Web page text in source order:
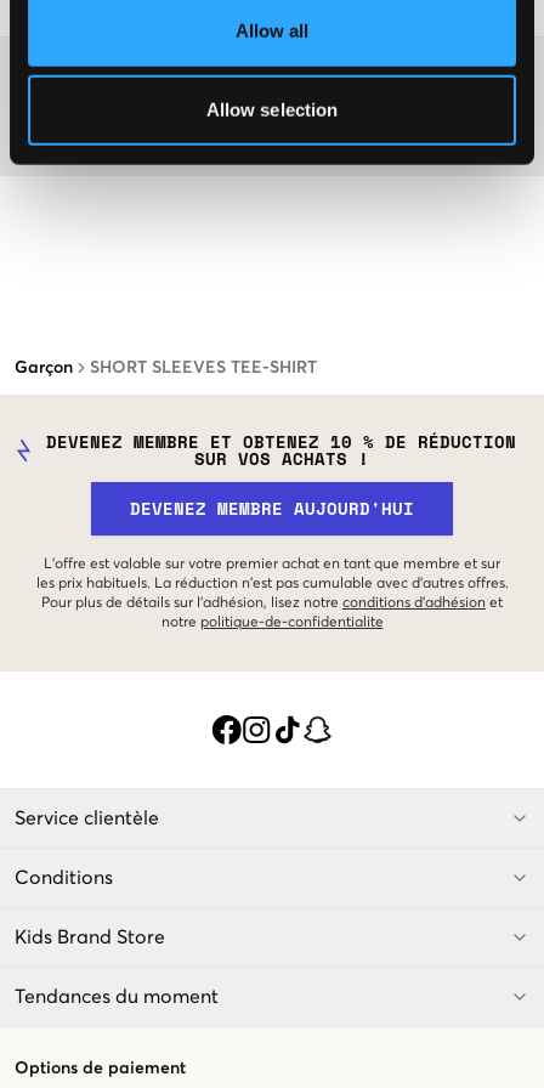
Allow all
Allow selection
Garçon SHORT SLEEVES TEE-SHIRT
Plus d'informations sur les instructions de lavage
Matière
DEVENEZ MEMBRE ET OBTENEZ 10 % DE RÉDUCTION
SUR VOS ACHATS !
DEVENEZ MEMBRE AUJOURD'HUI
L'offre est valable sur votre premier achat en tant que membre et sur
les prix habituels. La réduction n'est pas cumulable avec d'autres offres.
Pour plus de détails sur l'adhésion, lisez notre conditions d'adhésion et
notre politique-de-confidentialite
Service clientèle
Conditions
Kids Brand Store
Tendances du moment
Options de paiement